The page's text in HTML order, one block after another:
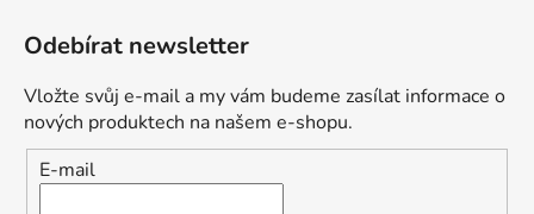
Odebírat newsletter
Vložte svůj e-mail a my vám budeme zasílat informace o
nových produktech na našem e-shopu.
E-mail